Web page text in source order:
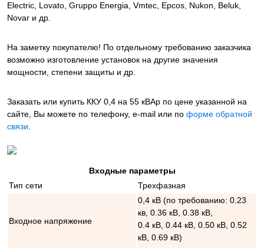
Electric, Lovato, Gruppo Energia, Vmtec, Epcos, Nukon, Beluk,
Novar и др.
На заметку покупателю! По отдельному требованию заказчика
возможно изготовление установок на другие значения
мощности, степени защиты и др.
Заказать или купить ККУ 0,4 на 55 кВАр по цене указанной на
сайте, Вы можете по телефону, e-mail или по форме обратной
связи.
Входные параметры
Тип сети
Трехфазная
Входное напряжение
0,4 кВ (по требованию: 0.23
кв, 0.36 кВ, 0.38 кВ,
0.4 кВ, 0.44 кВ, 0.50 кВ, 0.52
кВ, 0.69 кВ)